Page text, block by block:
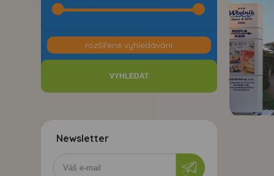
rozšířené vyhledávání
Newsletter